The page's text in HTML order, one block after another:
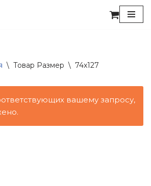
\ Товар Размер \ 74x127
вашему запросу,